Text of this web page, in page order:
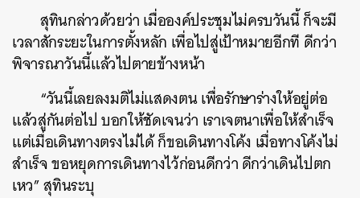
สุทินกล่าวด้วยว่า เมื่อองค์ประชุมไม่ครบวันนี้ ก็จะมี
เวลาสักระยะในการตั้งหลัก เพื่อไปสู่เป้าหมายอีกที ดีกว่า
พิจารณาวันนี้แล้วไปตายข้างหน้า
“วันนี้เลยลงมติไม่แสดงตน เพื่อรักษาร่างให้อยู่ต่อ
แล้วสู่กันต่อไป บอกให้ชัดเจนว่า เราเจตนาเพื่อให้สำเร็จ
แต่เมื่อเดินทางตรงไม่ได้ ก็ขอเดินทางโค้ง เมื่อทางโค้งไม่
สำเร็จ ขอหยุดการเดินทางไว้ก่อนดีกว่า ดีกว่าเดินไปตก
เหว” สุทินระบุ